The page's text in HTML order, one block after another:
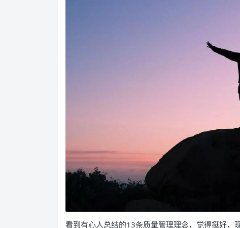
看到有心人总结的13条质量管理理念，觉得挺好，